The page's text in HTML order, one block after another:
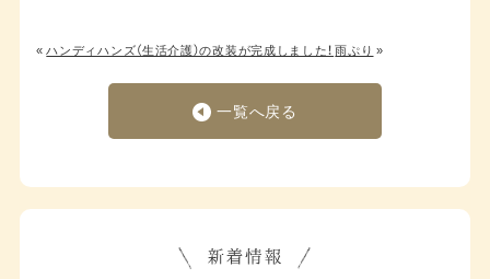
«ハンディハンズ（生活介護）の改装が完成しました！雨ぷり »
一覧へ戻る